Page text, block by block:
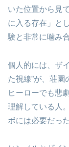
いた位置から見
に入る存在」と
験と非常に噛み
個人的には、ザ
た視線”が、荘園
ヒーローでも悲
理解している人
ボには必要だっ